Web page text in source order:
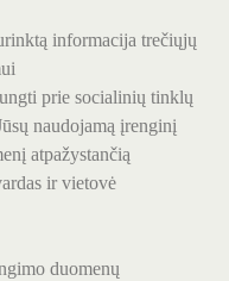
informacija trečiųjų
prie socialinių tinklų
naudojamą įrenginį
atpažystančią
ir vietovė
duomenų